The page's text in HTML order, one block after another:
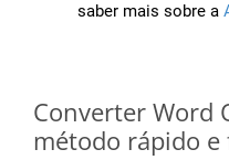
saber mais sobre a
Converter Word
método rápido e